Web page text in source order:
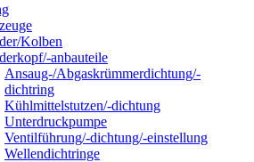
Kolben
anbauteile
Ansaug-/Abgaskrümmerdichtung/-
dichtring
Kühlmittelstutzen/-dichtung
Unterdruckpumpe
Ventilführung/-dichtung/-einstellung
Wellendichtringe